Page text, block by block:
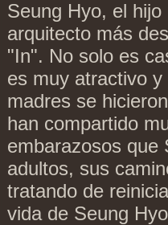
Seung Hyo, el
arquitecto más
"In". No solo es
es muy atractivo
madres se
han compartido
embarazosos que
adultos, sus
tratando de
vida de Seung